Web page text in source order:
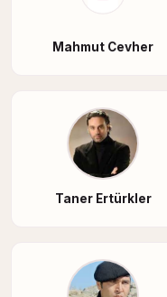
Mahmut Cevher
Taner Ertürkler